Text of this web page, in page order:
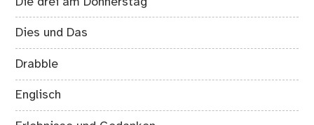
Dies und Das
Drabble
Englisch